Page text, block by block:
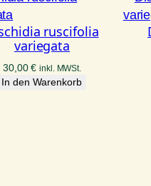
ruscifolia
variegata
30,00€ inkl. MWSt.
In den Warenkorb